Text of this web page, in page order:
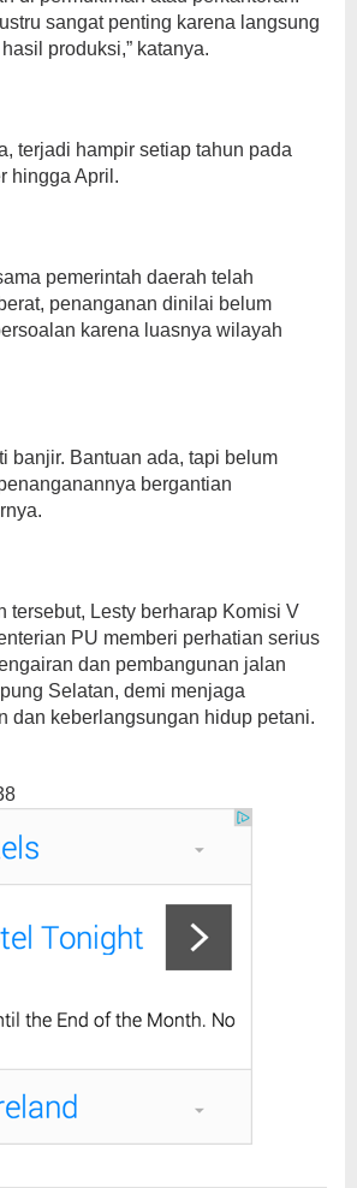
sangat penting karena langsung
produksi,” katanya.
terjadi hampir setiap tahun pada
hingga April.
pemerintah daerah telah
penanganan dinilai belum
karena luasnya wilayah
banjir. Bantuan ada, tapi belum
bergantian
tersebut, Lesty berharap Komisi V
PU memberi perhatian serius
dan pembangunan jalan
Selatan, demi menjaga
dan keberlangsungan hidup petani.